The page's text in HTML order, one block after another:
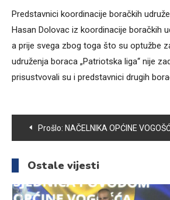
Predstavnici koordinacije boračkih
Hasan Dolovac iz koordinacije boračkih
a prije svega zbog toga što su optužbe
udruženja boraca „Patriotska liga“ nije
prisustvovali su i predstavnici drugih
Navigacija
članaka
Prošlo: NAČELNIKA OPĆINE VOGOŠĆA EDINA SMAJIĆA POSJETILI VOGOŠĆANSKI
Ostale vijesti